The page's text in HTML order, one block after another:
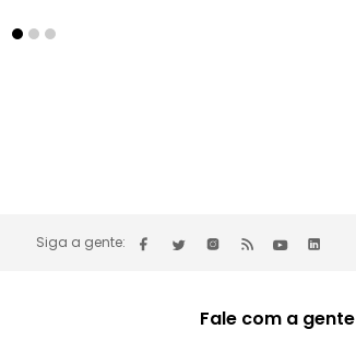
Siga a gente:
Fale com a gente